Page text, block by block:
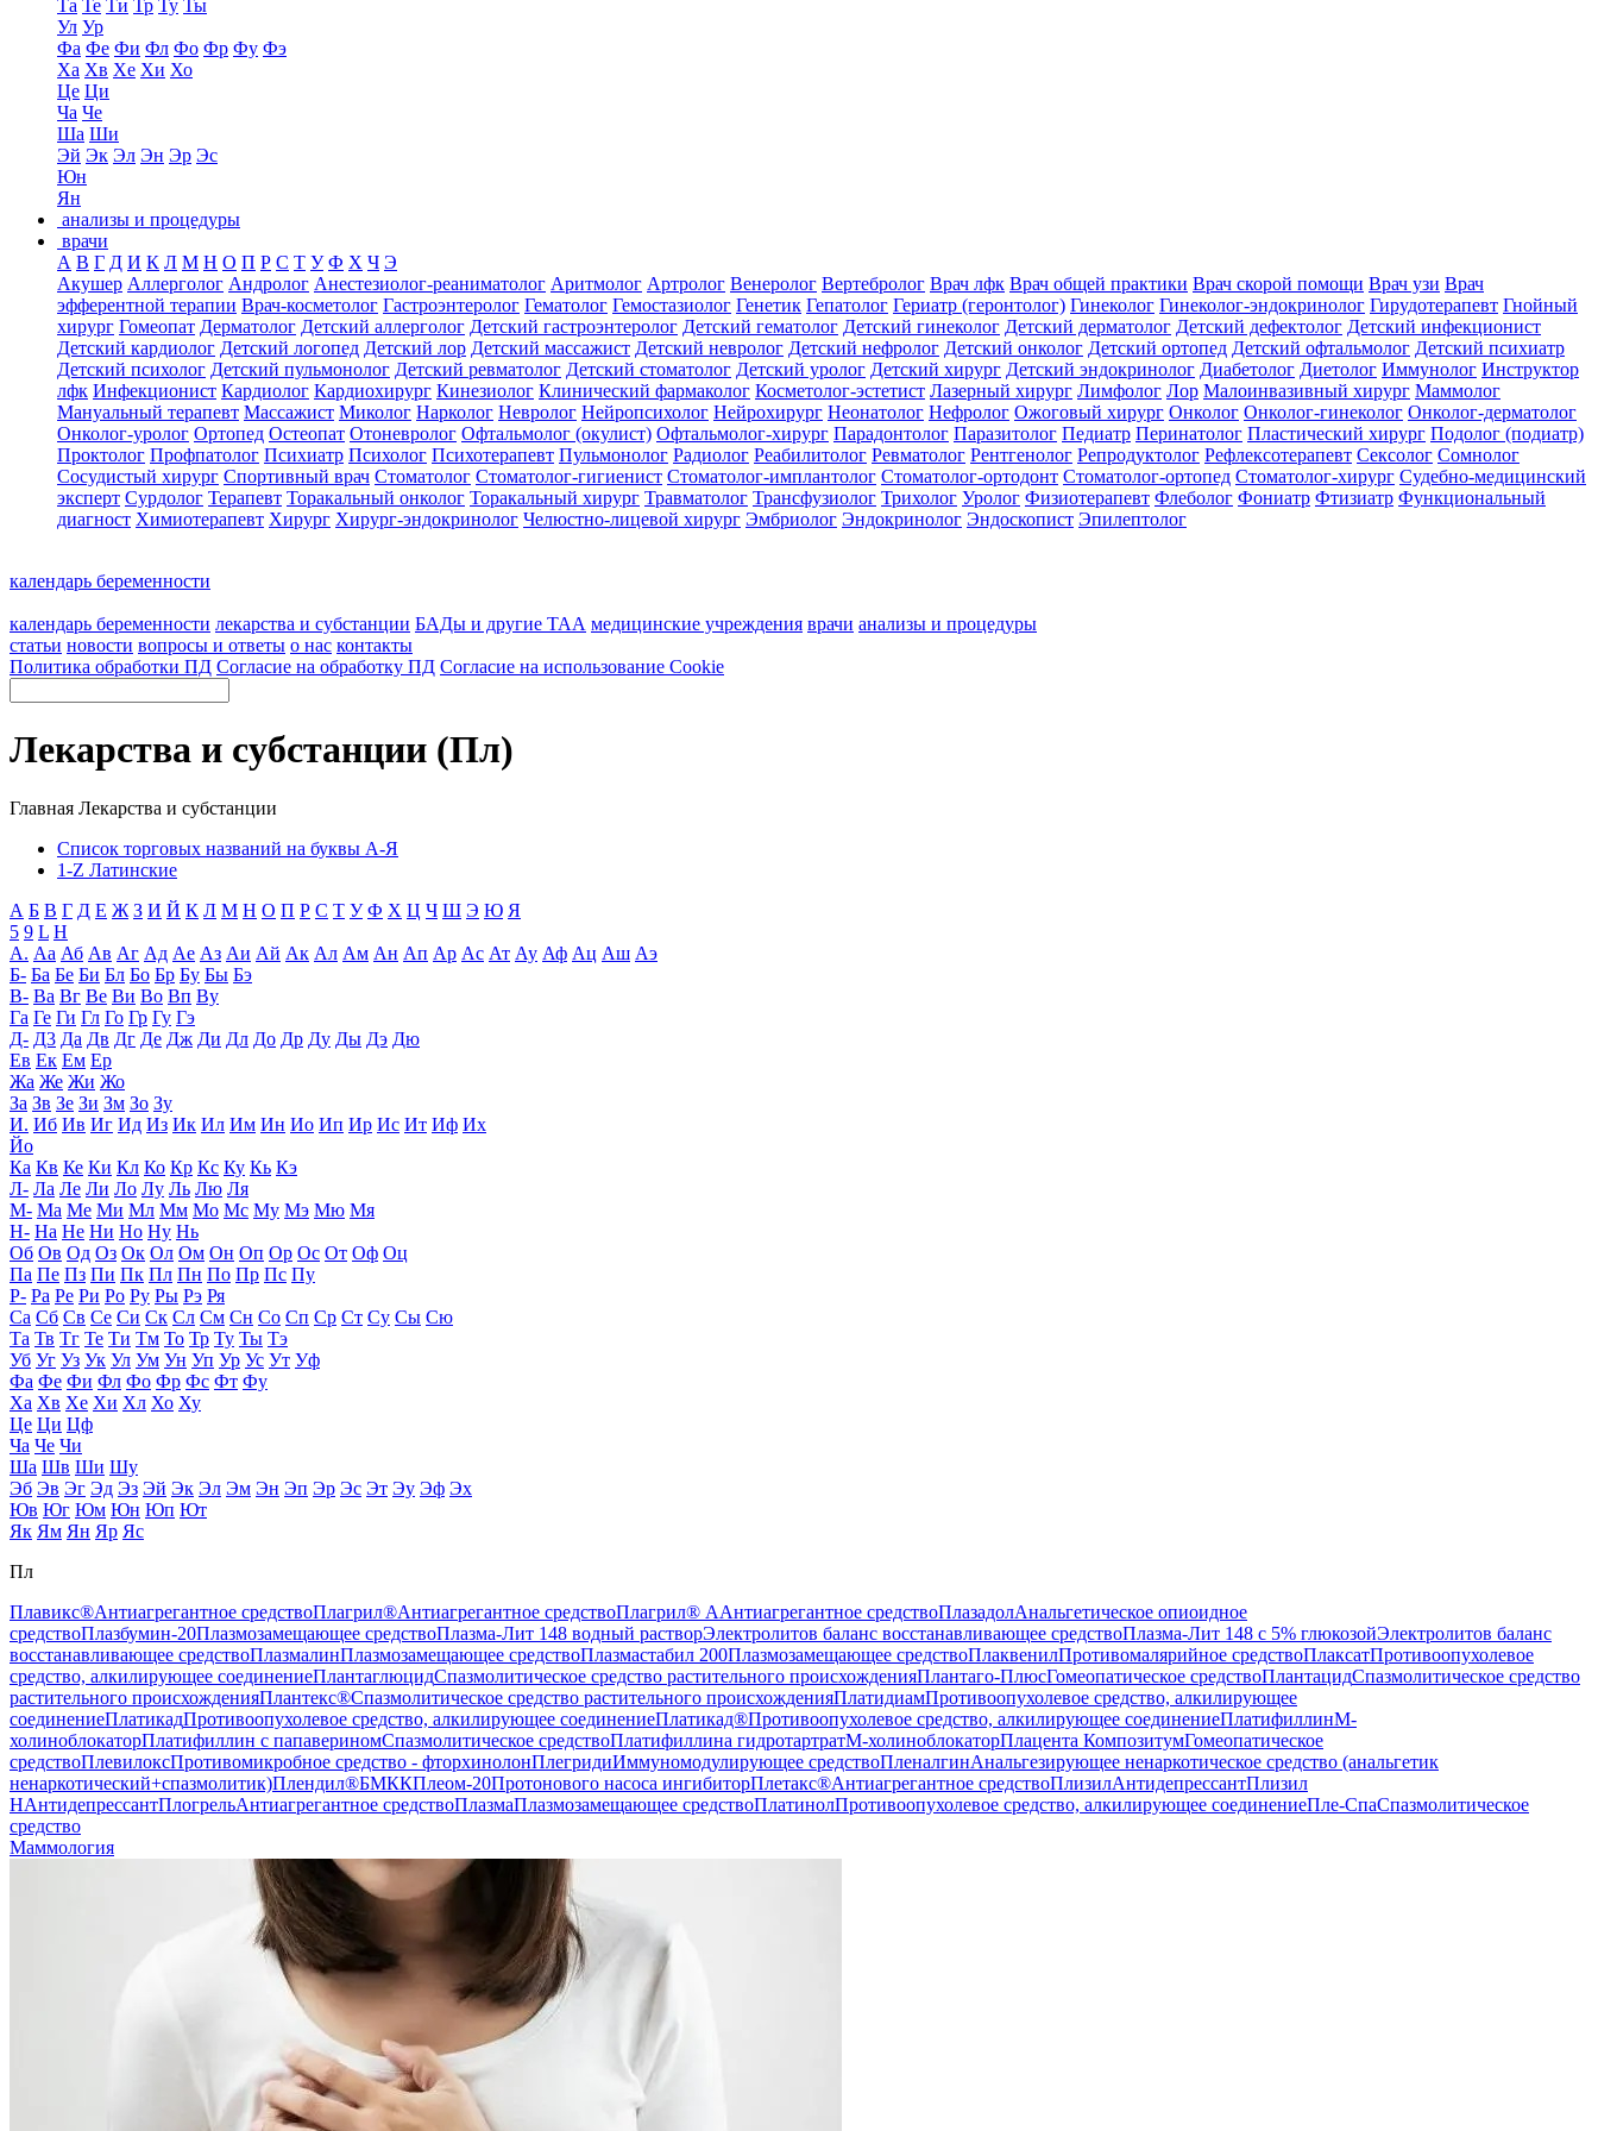
Та Те Ти Тр Ту Ты
Ул Ур
Фа Фе Фи Фл Фо Фр Фу Фэ
Ха Хв Хе Хи Хо
Це Ци
Ча Че
Ша Ши
Эй Эк Эл Эн Эр Эс
Юн
Ян
анализы и процедуры
врачи
А В Г Д И К Л М Н О П Р С Т У Ф Х Ч Э
Акушер Аллерголог Андролог Анестезиолог-реаниматолог Аритмолог Артролог Венеролог Вертебролог Врач лфк Врач общей практики Врач скорой помощи Врач узи Врач
эфферентной терапии Врач-косметолог Гастроэнтеролог Гематолог Гемостазиолог Генетик Гепатолог Гериатр (геронтолог) Гинеколог Гинеколог-эндокринолог Гирудотерапевт Гнойный
хирург Гомеопат Дерматолог Детский аллерголог Детский гастроэнтеролог Детский гематолог Детский гинеколог Детский дерматолог Детский дефектолог Детский инфекционист
Детский кардиолог Детский логопед Детский лор Детский массажист Детский невролог Детский нефролог Детский онколог Детский ортопед Детский офтальмолог Детский психиатр
Детский психолог Детский пульмонолог Детский ревматолог Детский стоматолог Детский уролог Детский хирург Детский эндокринолог Диабетолог Диетолог Иммунолог Инструктор
лфк Инфекционист Кардиолог Кардиохирург Кинезиолог Клинический фармаколог Косметолог-эстетист Лазерный хирург Лимфолог Лор Малоинвазивный хирург Маммолог
Мануальный терапевт Массажист Миколог Нарколог Невролог Нейропсихолог Нейрохирург Неонатолог Нефролог Ожоговый хирург Онколог Онколог-гинеколог Онколог-дерматолог
Онколог-уролог Ортопед Остеопат Отоневролог Офтальмолог (окулист) Офтальмолог-хирург Парадонтолог Паразитолог Педиатр Перинатолог Пластический хирург Подолог (подиатр)
Проктолог Профпатолог Психиатр Психолог Психотерапевт Пульмонолог Радиолог Реабилитолог Ревматолог Рентгенолог Репродуктолог Рефлексотерапевт Сексолог Сомнолог
Сосудистый хирург Спортивный врач Стоматолог Стоматолог-гигиенист Стоматолог-имплантолог Стоматолог-ортодонт Стоматолог-ортопед Стоматолог-хирург Судебно-медицинский
эксперт Сурдолог Терапевт Торакальный онколог Торакальный хирург Травматолог Трансфузиолог Трихолог Уролог Физиотерапевт Флеболог Фониатр Фтизиатр Функциональный
диагност Химиотерапевт Хирург Хирург-эндокринолог Челюстно-лицевой хирург Эмбриолог Эндокринолог Эндоскопист Эпилептолог
календарь беременности
календарь беременности лекарства и субстанции БАДы и другие ТАА медицинские учреждения врачи анализы и процедуры
статьи новости вопросы и ответы о нас контакты
Политика обработки ПД Согласие на обработку ПД Согласие на использование Cookie
Лекарства и субстанции (Пл)
Главная Лекарства и субстанции
Список торговых названий на буквы А-Я
1-Z Латинские
А Б В Г Д Е Ж З И Й К Л М Н О П Р С Т У Ф Х Ц Ч Ш Э Ю Я
5 9 L H
А. Аа Аб Ав Аг Ад Ае Аз Аи Ай Ак Ал Ам Ан Ап Ар Ас Ат Ау Аф Ац Аш Аэ
Б- Ба Бе Би Бл Бо Бр Бу Бы Бэ
В- Ва Вг Ве Ви Во Вп Ву
Га Ге Ги Гл Го Гр Гу Гэ
Д- Д3 Да Дв Дг Де Дж Ди Дл До Др Ду Ды Дэ Дю
Ев Ек Ем Ер
Жа Же Жи Жо
За Зв Зе Зи Зм Зо Зу
И. Иб Ив Иг Ид Из Ик Ил Им Ин Ио Ип Ир Ис Ит Иф Их
Йо
Ка Кв Ке Ки Кл Ко Кр Кс Ку Кь Кэ
Л- Ла Ле Ли Ло Лу Ль Лю Ля
М- Ма Ме Ми Мл Мм Мо Мс Му Мэ Мю Мя
Н- На Не Ни Но Ну Нь
Об Ов Од Оз Ок Ол Ом Он Оп Ор Ос От Оф Оц
Па Пе Пз Пи Пк Пл Пн По Пр Пс Пу
Р- Ра Ре Ри Ро Ру Ры Рэ Ря
Са Сб Св Се Си Ск Сл См Сн Со Сп Ср Ст Су Сы Сю
Та Тв Тг Те Ти Тм То Тр Ту Ты Тэ
Уб Уг Уз Ук Ул Ум Ун Уп Ур Ус Ут Уф
Фа Фе Фи Фл Фо Фр Фс Фт Фу
Ха Хв Хе Хи Хл Хо Ху
Це Ци Цф
Ча Че Чи
Ша Шв Ши Шу
Эб Эв Эг Эд Эз Эй Эк Эл Эм Эн Эп Эр Эс Эт Эу Эф Эх
Юв Юг Юм Юн Юп Ют
Як Ям Ян Яр Яс
Пл
Плавикс®Антиагрегантное средствоПлагрил®Антиагрегантное средствоПлагрил® ААнтиагрегантное средствоПлазадолАнальгетическое опиоидное
средствоПлазбумин-20Плазмозамещающее средствоПлазма-Лит 148 водный растворЭлектролитов баланс восстанавливающее средствоПлазма-Лит 148 с 5% глюкозойЭлектролитов баланс
восстанавливающее средствоПлазмалинПлазмозамещающее средствоПлазмастабил 200Плазмозамещающее средствоПлаквенилПротивомалярийное средствоПлаксатПротивоопухолевое
средство, алкилирующее соединениеПлантаглюцидСпазмолитическое средство растительного происхожденияПлантаго-ПлюсГомеопатическое средствоПлантацидСпазмолитическое средство
растительного происхожденияПлантекс®Спазмолитическое средство растительного происхожденияПлатидиамПротивоопухолевое средство, алкилирующее
соединениеПлатикадПротивоопухолевое средство, алкилирующее соединениеПлатикад®Противоопухолевое средство, алкилирующее соединениеПлатифиллинМ-
холиноблокаторПлатифиллин с папавериномСпазмолитическое средствоПлатифиллина гидротартратМ-холиноблокаторПлацента КомпозитумГомеопатическое
средствоПлевилоксПротивомикробное средство - фторхинолонПлегридиИммуномодулирующее средствоПленалгинАнальгезирующее ненаркотическое средство (анальгетик
ненаркотический+спазмолитик)Плендил®БМККПлеом-20Протонового насоса ингибиторПлетакс®Антиагрегантное средствоПлизилАнтидепрессантПлизил
НАнтидепрессантПлогрельАнтиагрегантное средствоПлазмаПлазмозамещающее средствоПлатинолПротивоопухолевое средство, алкилирующее соединениеПле-СпаСпазмолитическое
средство
Маммология